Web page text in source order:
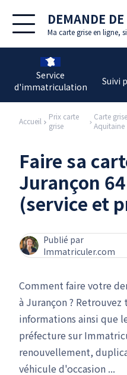
DEMANDE DE
Ma carte grise en ligne,
Service
d'immatriculation
Suivi
Accueil
Prix carte
grise
Carte
Aquitaine
Faire sa
Jurançon
(service et
Publié par
Immatriculer.com
Comment faire votre
à Jurançon ? Retrouvez
informations ainsi que
préfecture sur
renouvellement,
véhicule d'occasion ...